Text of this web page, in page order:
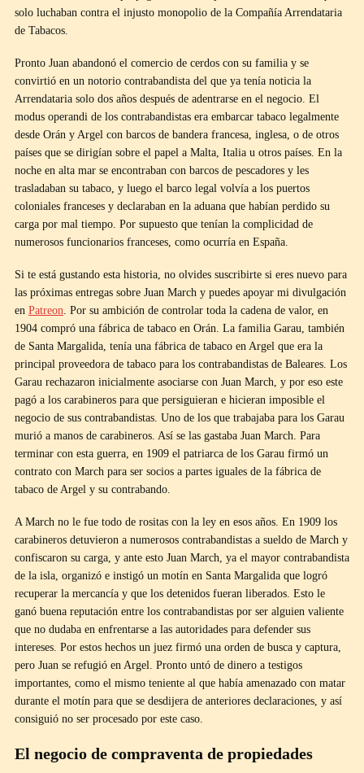
solo luchaban contra el injusto monopolio de la Compañía Arrendataria
de Tabacos.
Pronto Juan abandonó el comercio de cerdos con su familia y se
convirtió en un notorio contrabandista del que ya tenía noticia la
Arrendataria solo dos años después de adentrarse en el negocio. El
modus operandi de los contrabandistas era embarcar tabaco legalmente
desde Orán y Argel con barcos de bandera francesa, inglesa, o de otros
países que se dirigían sobre el papel a Malta, Italia u otros países. En la
noche en alta mar se encontraban con barcos de pescadores y les
trasladaban su tabaco, y luego el barco legal volvía a los puertos
coloniales franceses y declaraban en la aduana que habían perdido su
carga por mal tiempo. Por supuesto que tenían la complicidad de
numerosos funcionarios franceses, como ocurría en España.
Si te está gustando esta historia, no olvides suscribirte si eres nuevo para
las próximas entregas sobre Juan March y puedes apoyar mi divulgación
en Patreon. Por su ambición de controlar toda la cadena de valor, en
1904 compró una fábrica de tabaco en Orán. La familia Garau, también
de Santa Margalida, tenía una fábrica de tabaco en Argel que era la
principal proveedora de tabaco para los contrabandistas de Baleares. Los
Garau rechazaron inicialmente asociarse con Juan March, y por eso este
pagó a los carabineros para que persiguieran e hicieran imposible el
negocio de sus contrabandistas. Uno de los que trabajaba para los Garau
murió a manos de carabineros. Así se las gastaba Juan March. Para
terminar con esta guerra, en 1909 el patriarca de los Garau firmó un
contrato con March para ser socios a partes iguales de la fábrica de
tabaco de Argel y su contrabando.
A March no le fue todo de rositas con la ley en esos años. En 1909 los
carabineros detuvieron a numerosos contrabandistas a sueldo de March y
confiscaron su carga, y ante esto Juan March, ya el mayor contrabandista
de la isla, organizó e instigó un motín en Santa Margalida que logró
recuperar la mercancía y que los detenidos fueran liberados. Esto le
ganó buena reputación entre los contrabandistas por ser alguien valiente
que no dudaba en enfrentarse a las autoridades para defender sus
intereses. Por estos hechos un juez firmó una orden de busca y captura,
pero Juan se refugió en Argel. Pronto untó de dinero a testigos
importantes, como el mismo teniente al que había amenazado con matar
durante el motín para que se desdijera de anteriores declaraciones, y así
consiguió no ser procesado por este caso.
El negocio de compraventa de propiedades